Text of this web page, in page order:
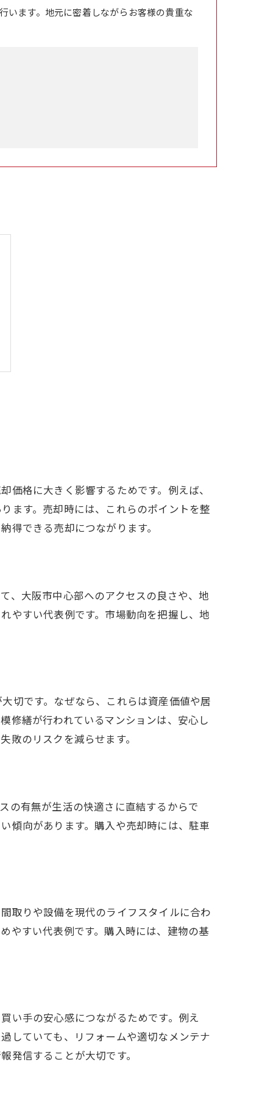
います。地元に密着しながらお客様の貴重な
格に大きく影響するためです。例えば、
ます。売却時には、これらのポイントを整
できる売却につながります。
、大阪市中心部へのアクセスの良さや、地
やすい代表例です。市場動向を把握し、地
切です。なぜなら、これらは資産価値や居
修繕が行われているマンションは、安心し
のリスクを減らせます。
の有無が生活の快適さに直結するからで
傾向があります。購入や売却時には、駐車
取りや設備を現代のライフスタイルに合わ
やすい代表例です。購入時には、建物の基
い手の安心感につながるためです。例え
していても、リフォームや適切なメンテナ
発信することが大切です。